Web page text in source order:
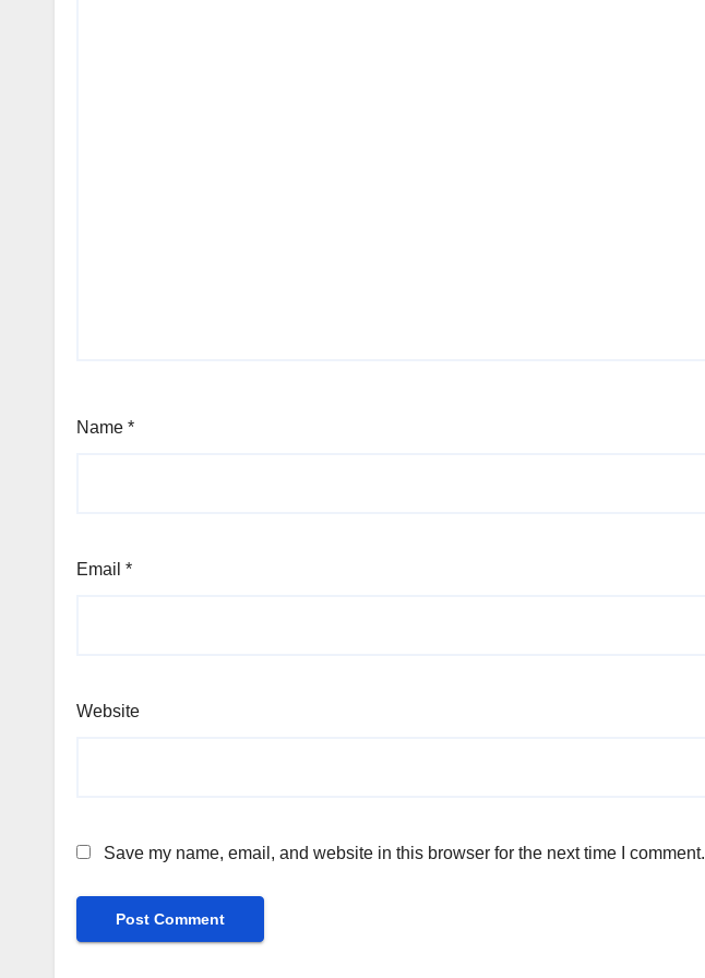
Name *
Email *
Website
Save my name, email, and website in this browser for the next time I comment.